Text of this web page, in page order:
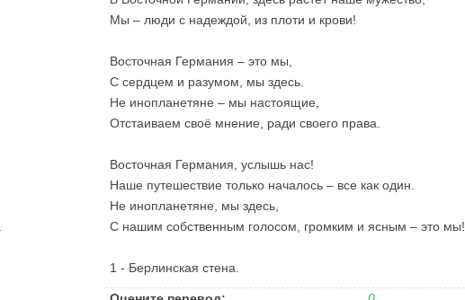
Мы – люди с надеждой, из плоти и крови!
Восточная Германия – это мы,
С сердцем и разумом, мы здесь.
Не инопланетяне – мы настоящие,
Отстаиваем своё мнение, ради своего права.
Восточная Германия, услышь нас!
Наше путешествие только началось – все как один.
Не инопланетяне, мы здесь,
С нашим собственным голосом, громким и ясным – это мы!
1 - Берлинская стена.